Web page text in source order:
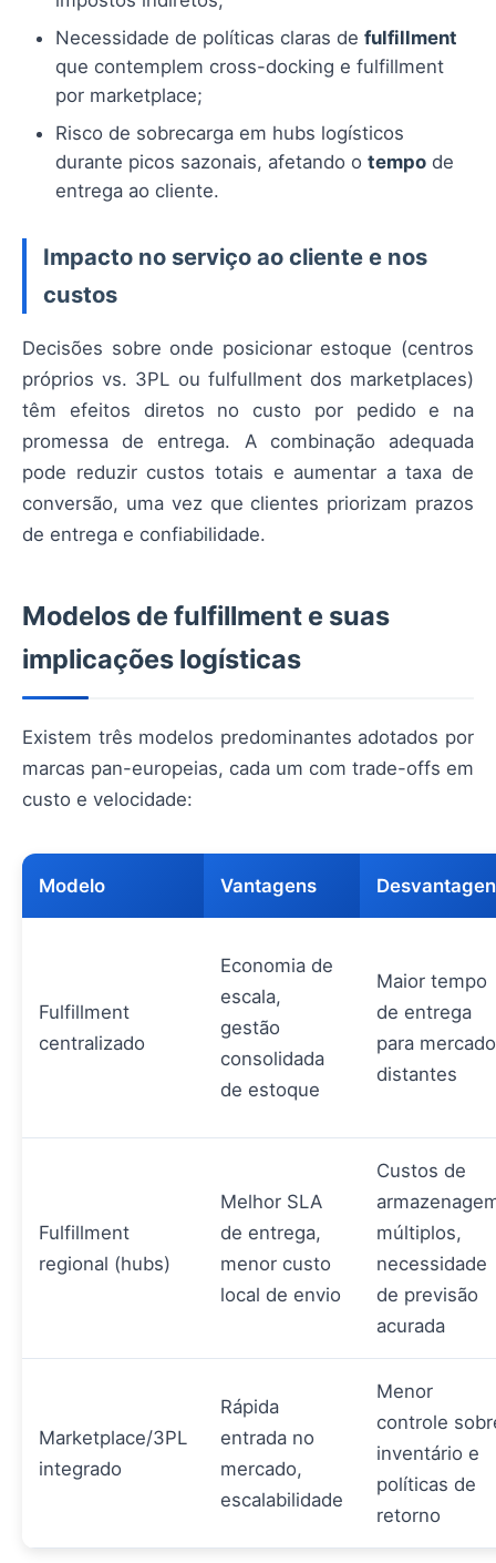
Necessidade de políticas claras de fulfillment
que contemplem cross-docking e fulfillment
por marketplace;
Risco de sobrecarga em hubs logísticos
durante picos sazonais, afetando o tempo de
entrega ao cliente.
Impacto no serviço ao cliente e nos
custos
Decisões sobre onde posicionar estoque (centros
próprios vs. 3PL ou fulfullment dos marketplaces)
têm efeitos diretos no custo por pedido e na
promessa de entrega. A combinação adequada
pode reduzir custos totais e aumentar a taxa de
conversão, uma vez que clientes priorizam prazos
de entrega e confiabilidade.
Modelos de fulfillment e suas
implicações logísticas
Existem três modelos predominantes adotados por
marcas pan-europeias, cada um com trade-offs em
custo e velocidade:
Modelo Vantagens
Fulfillment
centralizado
Economia de
escala,
gestão
consolidada
de estoque
Maior tempo
de entrega
para
distantes
Fulfillment
regional (hubs)
Melhor SLA
de entrega,
menor custo
local de envio
Custos de
múltiplos,
necessidade
de previsão
acurada
Marketplace/3PL
integrado
Rápida
entrada no
mercado,
escalabilidade
Menor
controle
inventário e
políticas de
retorno